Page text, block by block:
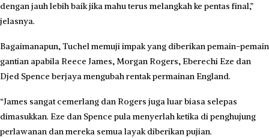
dengan jauh lebih baik jika mahu terus melangkah ke pentas final,”
jelasnya.
Bagaimanapun, Tuchel memuji impak yang diberikan pemain-pemain
gantian apabila Reece James, Morgan Rogers, Eberechi Eze dan
Djed Spence berjaya mengubah rentak permainan England.
“James sangat cemerlang dan Rogers juga luar biasa selepas
dimasukkan. Eze dan Spence pula menyerlah ketika di penghujung
perlawanan dan mereka semua layak diberikan pujian.